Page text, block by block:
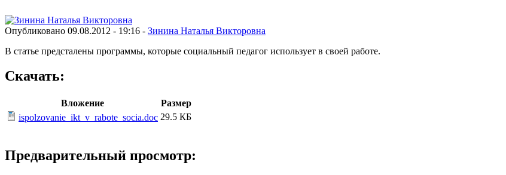
Опубликовано 09.08.2012 - 19:16 - Зинина Наталья Викторовна
В статье предсталены программы, которые социальный педагог использует в своей работе.
Скачать:
Вложение
Размер
ispolzovanie_ikt_v_rabote_socia.doc 29.5 КБ
Предварительный просмотр: